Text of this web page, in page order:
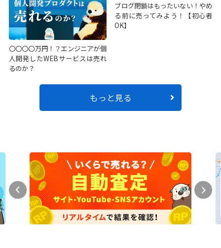
〇〇〇〇万円！？エンジニアが個
人開発したWEBサービスは売れ
るのか？
ブログ閉鎖はもったいない！やめ
る前に売ってみよう！【初心者
OK】
もっと見る